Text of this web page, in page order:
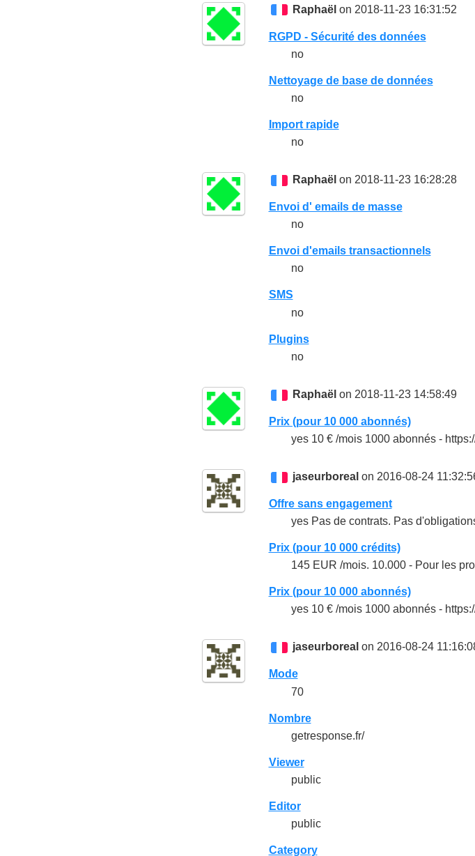
Raphaël on 2018-11-23 16:31:52
RGPD - Sécurité des données
no
Nettoyage de base de données
no
Import rapide
no
Raphaël on 2018-11-23 16:28:28
Envoi d' emails de masse
no
Envoi d'emails transactionnels
no
SMS
no
Plugins
no
Raphaël on 2018-11-23 14:58:49
Prix (pour 10 000 abonnés)
yes 10 € /mois 1000 abonnés -
jaseurboreal on 2016-08-24
Offre sans engagement
yes Pas de contrats. Pas
Prix (pour 10 000 crédits)
145 EUR /mois. 10.000 - Pour les
Prix (pour 10 000 abonnés)
yes 10 € /mois 1000 abonnés -
jaseurboreal on 2016-08-24
Mode
70
Nombre
getresponse.fr/
Viewer
public
Editor
public
Category